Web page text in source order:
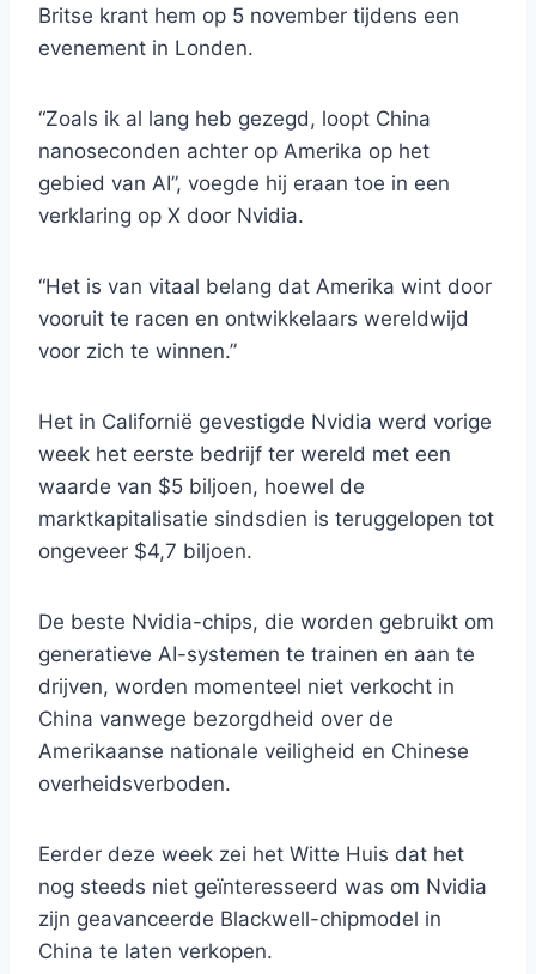
Britse krant hem op 5 november tijdens een
evenement in Londen.
“Zoals ik al lang heb gezegd, loopt China
nanoseconden achter op Amerika op het
gebied van AI”, voegde hij eraan toe in een
verklaring op X door Nvidia.
“Het is van vitaal belang dat Amerika wint door
vooruit te racen en ontwikkelaars wereldwijd
voor zich te winnen.”
Het in Californië gevestigde Nvidia werd vorige
week het eerste bedrijf ter wereld met een
waarde van $5 biljoen, hoewel de
marktkapitalisatie sindsdien is teruggelopen tot
ongeveer $4,7 biljoen.
De beste Nvidia-chips, die worden gebruikt om
generatieve AI-systemen te trainen en aan te
drijven, worden momenteel niet verkocht in
China vanwege bezorgdheid over de
Amerikaanse nationale veiligheid en Chinese
overheidsverboden.
Eerder deze week zei het Witte Huis dat het
nog steeds niet geïnteresseerd was om Nvidia
zijn geavanceerde Blackwell-chipmodel in
China te laten verkopen.